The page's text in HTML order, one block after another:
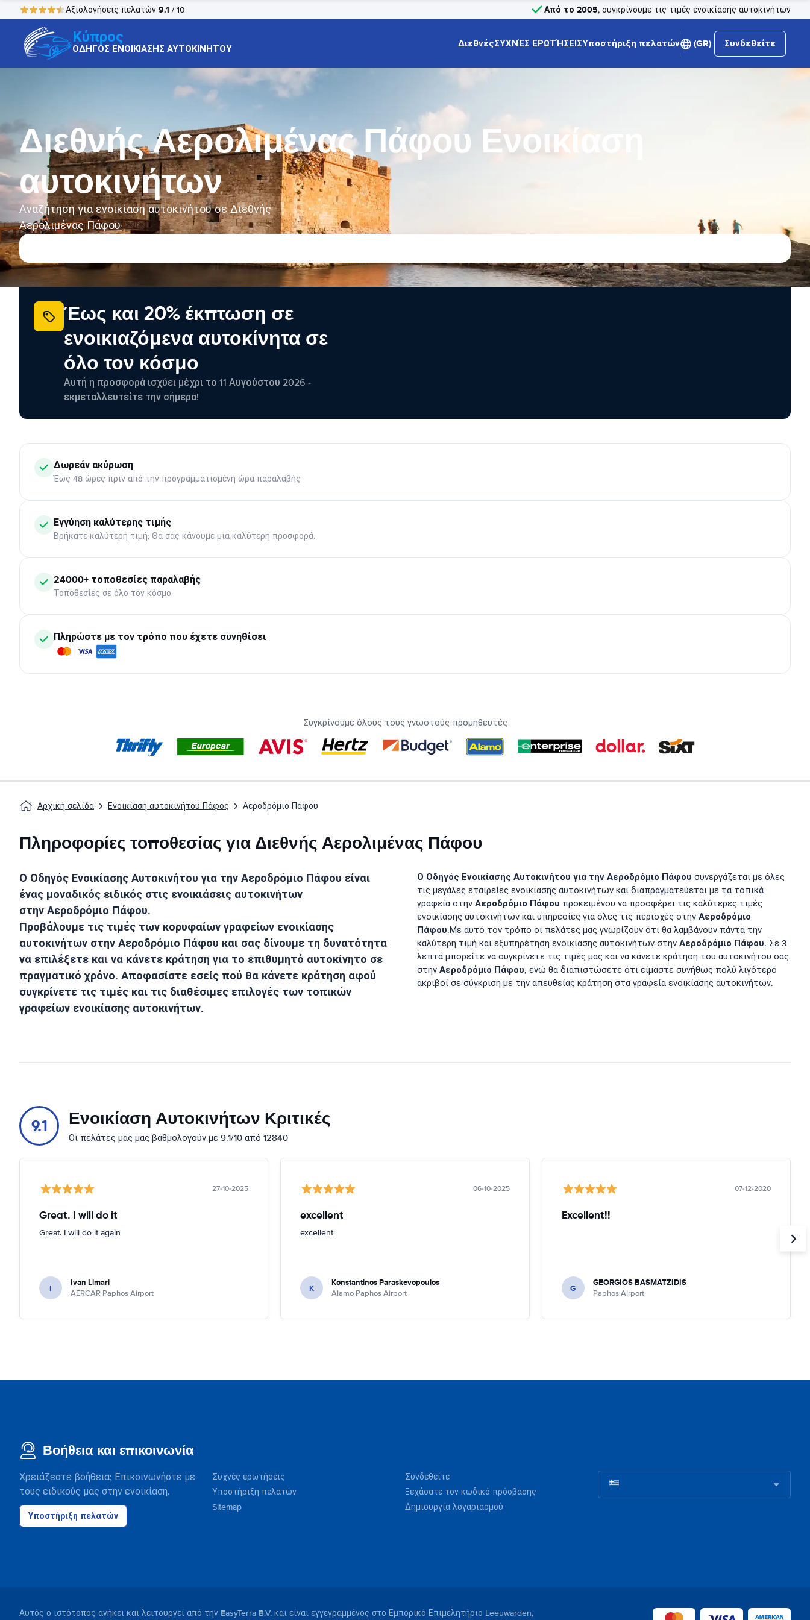
Αξιολογήσεις πελατών 9.1 / 10 Από το 2005, συγκρίνουμε τις τιμές ενοικίασης αυτοκινήτων
Κύπρος
ΟΔΗΓΟΣ ΕΝΟΙΚΙΑΣΗΣ ΑΥΤΟΚΙΝΗΤΟΥ ΔιεθνέςΣΥΧΝΈΣ ΕΡΩΤΉΣΕΙΣΥποστήριξη πελατών (GR) Συνδεθείτε
Διεθνής Αερολιμένας Πάφου Ενοικίαση
αυτοκινήτων
Αναζήτηση για ενοικίαση αυτοκινήτου σε Διεθνής
Αερολιμένας Πάφου
Έως και 20% έκπτωση σε
ενοικιαζόμενα αυτοκίνητα σε
όλο τον κόσμο
Αυτή η προσφορά ισχύει μέχρι το 11 Αυγούστου 2026 -
εκμεταλλευτείτε την σήμερα!
Δωρεάν ακύρωση
Έως 48 ώρες πριν από την προγραμματισμένη ώρα παραλαβής
Εγγύηση καλύτερης τιμής
Βρήκατε καλύτερη τιμή; Θα σας κάνουμε μια καλύτερη προσφορά.
24000+ τοποθεσίες παραλαβής
Τοποθεσίες σε όλο τον κόσμο
Πληρώστε με τον τρόπο που έχετε συνηθίσει
Συγκρίνουμε όλους τους γνωστούς προμηθευτές
Αρχική σελίδα Ενοικίαση αυτοκινήτου Πάφος Αεροδρόμιο Πάφου
Πληροφορίες τοποθεσίας για Διεθνής Αερολιμένας Πάφου
Ο Οδηγός Ενοικίασης Αυτοκινήτου για τηνΑεροδρόμιο Πάφου είναι
ένας μοναδικός ειδικός στις ενοικιάσεις αυτοκινήτων
στηνΑεροδρόμιο Πάφου.
Προβάλουμε τις τιμές των κορυφαίων γραφείων ενοικίασης
αυτοκινήτων στηνΑεροδρόμιο Πάφου και σας δίνουμε τη δυνατότητα
να επιλέξετε και να κάνετε κράτηση για το επιθυμητό αυτοκίνητο σε
πραγματικό χρόνο. Αποφασίστε εσείς πού θα κάνετε κράτηση αφού
συγκρίνετε τις τιμές και τις διαθέσιμες επιλογές των τοπικών
γραφείων ενοικίασης αυτοκινήτων.
Ο Οδηγός Ενοικίασης Αυτοκινήτου για τηνΑεροδρόμιο Πάφου συνεργάζεται με όλες
τις μεγάλες εταιρείες ενοικίασης αυτοκινήτων και διαπραγματεύεται με τα τοπικά
γραφεία στην Αεροδρόμιο Πάφου προκειμένου να προσφέρει τις καλύτερες τιμές
ενοικίασης αυτοκινήτων και υπηρεσίες για όλες τις περιοχές στην Αεροδρόμιο
Πάφου.Με αυτό τον τρόπο οι πελάτες μας γνωρίζουν ότι θα λαμβάνουν πάντα την
καλύτερη τιμή και εξυπηρέτηση ενοικίασης αυτοκινήτων στην Αεροδρόμιο Πάφου. Σε 3
λεπτά μπορείτε να συγκρίνετε τις τιμές μας και να κάνετε κράτηση του αυτοκινήτου σας
στην Αεροδρόμιο Πάφου, ενώ θα διαπιστώσετε ότι είμαστε συνήθως πολύ λιγότερο
ακριβοί σε σύγκριση με την απευθείας κράτηση στα γραφεία ενοικίασης αυτοκινήτων.
9.1 Ενοικίαση Αυτοκινήτων Κριτικές
Οι πελάτες μας μας βαθμολογούν με 9.1/10 από 12840
27-10-2025
Great. I will do it
Great. I will do it again
I Ivan Limari
AERCAR Paphos Airport
06-10-2025
excellent
excellent
K Konstantinos Paraskevopoulos
Alamo Paphos Airport
07-12-2020
Excellent!!
G GEORGIOS BASMATZIDIS
Paphos Airport
Βοήθεια και επικοινωνία
Χρειάζεστε βοήθεια; Επικοινωνήστε με
τους ειδικούς μας στην ενοικίαση.
Υποστήριξη πελατών
Συχνές ερωτήσεις
Υποστήριξη πελατών
Sitemap
Συνδεθείτε
Ξεχάσατε τον κωδικό πρόσβασης
Δημιουργία λογαριασμού
Αυτός ο ιστότοπος ανήκει και λειτουργεί από την EasyTerra B.V. και είναι εγγεγραμμένος στο Εμπορικό Επιμελητήριο Leeuwarden,